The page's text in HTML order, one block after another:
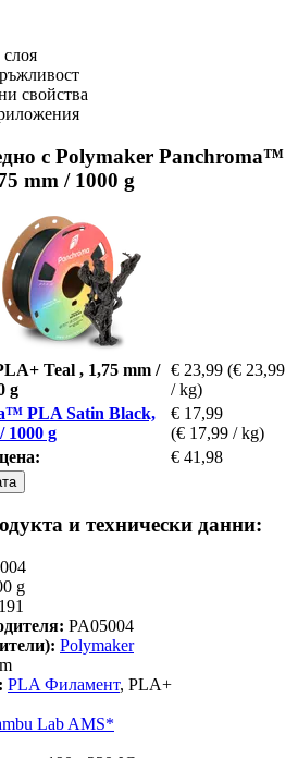
свойства
с Polymaker Panchroma™
mm / 1000 g
Teal , 1,75 mm /
g
€ 23,99 (€ 23,99
/ kg)
PLA Satin Black,
1000 g
€ 17,99
(€ 17,99 / kg)
€ 41,98
и технически данни:
g
PA05004
Polymaker
PLA Филамент, PLA+
Lab AMS*